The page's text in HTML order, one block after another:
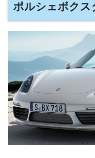
ポルシェボクス